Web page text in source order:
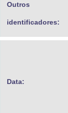
Outros
identificadores:
Data: